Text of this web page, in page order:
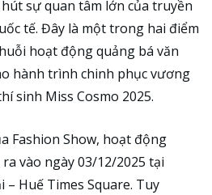
sự quan tâm lớn của truyền
tế. Đây là một trong hai điểm
hoạt động quảng bá văn
hành trình chinh phục vương
sinh Miss Cosmo 2025.
Fashion Show, hoạt động
vào ngày 03/12/2025 tại
Huế Times Square. Tuy